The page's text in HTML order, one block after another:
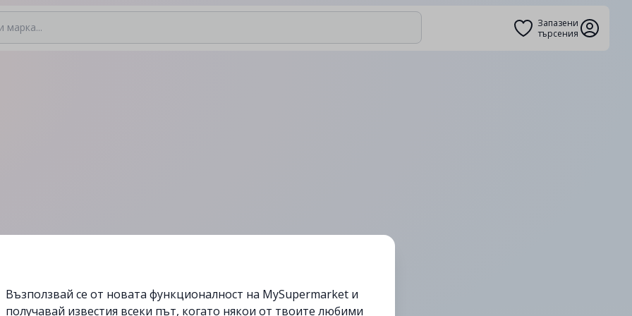
Запазени
търсения
Възползвай се от новата функционалност на MySupermarket и
получавай известия всеки път, когато някои от твоите любими